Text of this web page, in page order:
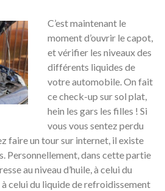
C’est maintenant le
moment d’ouvrir le capot,
et vérifier les niveaux des
différents liquides de
votre automobile. On fait
ce check-up sur sol plat,
hein les gars les filles ! Si
vous vous sentez perdu
faire un tour sur internet, il existe
Personnellement, dans cette partie
au niveau d’huile, à celui du
celui du liquide de refroidissement